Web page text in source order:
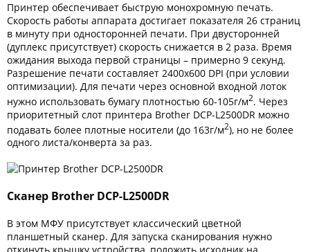
Принтер обеспечивает быструю монохромную печать.
Скорость работы аппарата достигает показателя 26 страниц
в минуту при односторонней печати. При двусторонней
(дуплекс присутствует) скорость снижается в 2 раза. Время
ожидания выхода первой страницы – примерно 9 секунд.
Разрешение печати составляет 2400х600 DPI (при условии
оптимизации). Для печати через основной входной лоток
нужно использовать бумагу плотностью 60-105г/м2. Через
приоритетный слот принтера Brother DCP-L2500DR можно
подавать более плотные носители (до 163г/м2), но не более
одного листа/конверта за раз.
Сканер Brother DCP-L2500DR
В этом МФУ присутствует классический цветной
планшетный сканер. Для запуска сканирования нужно